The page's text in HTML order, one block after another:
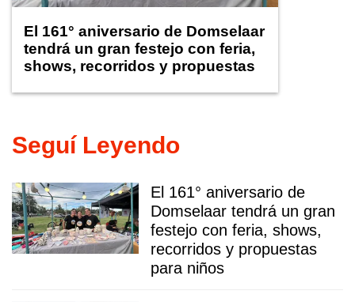
El 161° aniversario de Domselaar
tendrá un gran festejo con feria,
shows, recorridos y propuestas
Seguí Leyendo
El 161° aniversario de
Domselaar tendrá un gran
festejo con feria, shows,
recorridos y propuestas
para niños